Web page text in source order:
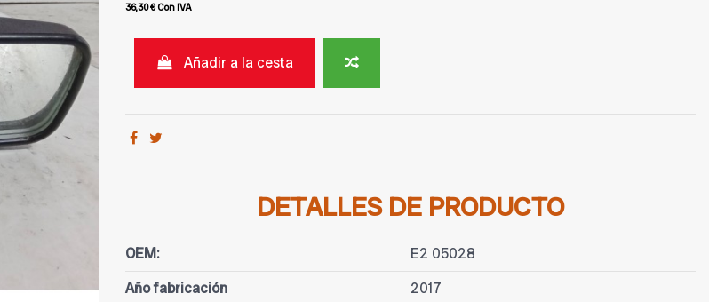
36,30 €Con IVA
Añadir a la cesta
DETALLES DE PRODUCTO
OEM:
E2 05028
Año fabricación
2017